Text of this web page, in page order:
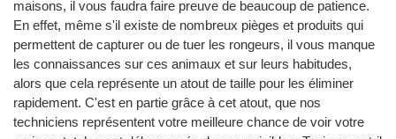
maisons, il vous faudra faire preuve de beaucoup de patience.
En effet, même s'il existe de nombreux pièges et produits qui
permettent de capturer ou de tuer les rongeurs, il vous manque
les connaissances sur ces animaux et sur leurs habitudes,
alors que cela représente un atout de taille pour les éliminer
rapidement. C'est en partie grâce à cet atout, que nos
techniciens représentent votre meilleure chance de voir votre